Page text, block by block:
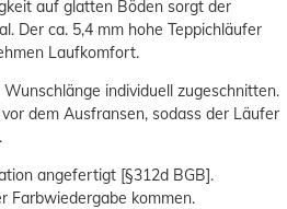
auf glatten Böden sorgt der
Der ca. 5,4 mm hohe Teppichläufer
Laufkomfort.
individuell zugeschnitten.
dem Ausfransen, sodass der Läufer
angefertigt [§312d BGB].
Farbwiedergabe kommen.